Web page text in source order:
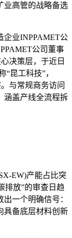
业高管的战略备选
业INPPAMET公
公司董事
决策层，于近日
昆工科技”，
与常规商务访问
涵盖产线全流程拆
EW)产能占比突
排放”的审查日趋
一个明确信号：
具备底层材料创新